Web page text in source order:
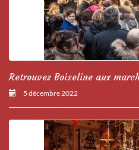
Retrouvez Boiseline aux
5 décembre 2022